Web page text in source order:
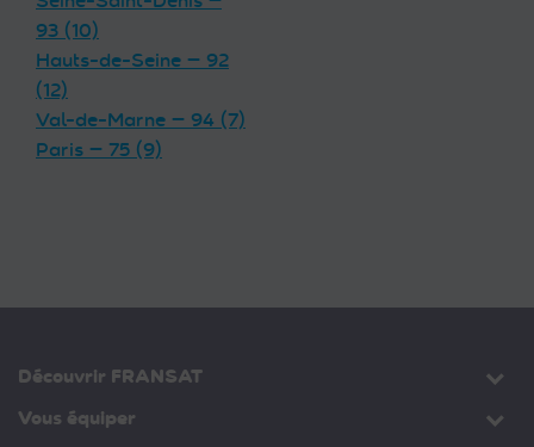
93 (10)
Hauts-de-Seine — 92
(12)
Val-de-Marne — 94 (7)
Paris — 75 (9)
Découvrir FRANSAT
Vous équiper